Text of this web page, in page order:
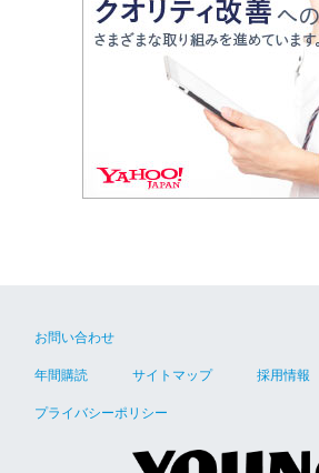
お問い合わせ
年間購読 サイトマップ 採用情報
プライバシーポリシー